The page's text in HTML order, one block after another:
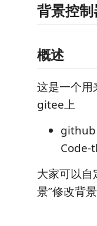
背景控
概述
这是一个
gitee上
大家可以自
景”修改背